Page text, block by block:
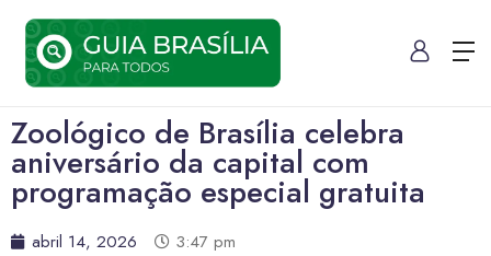
Zoológico de Brasília celebra
aniversário da capital com
programação especial gratuita
abril 14, 2026
3:47 pm